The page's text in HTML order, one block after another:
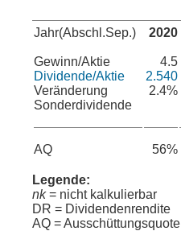
Jahr(Abschl.Sep.)
Gewinn/Aktie
Dividende/Aktie
Veränderung
Sonderdividende
AQ
2020
4.5
2.540
2.4%
56%
Legende:
nk= nicht kalkulierbar
DR = Dividendenrendite
AQ = Ausschüttungsquote